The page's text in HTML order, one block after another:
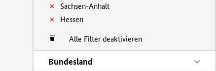
Sachsen-Anhalt
Hessen
Alle Filter deaktivieren
Bundesland